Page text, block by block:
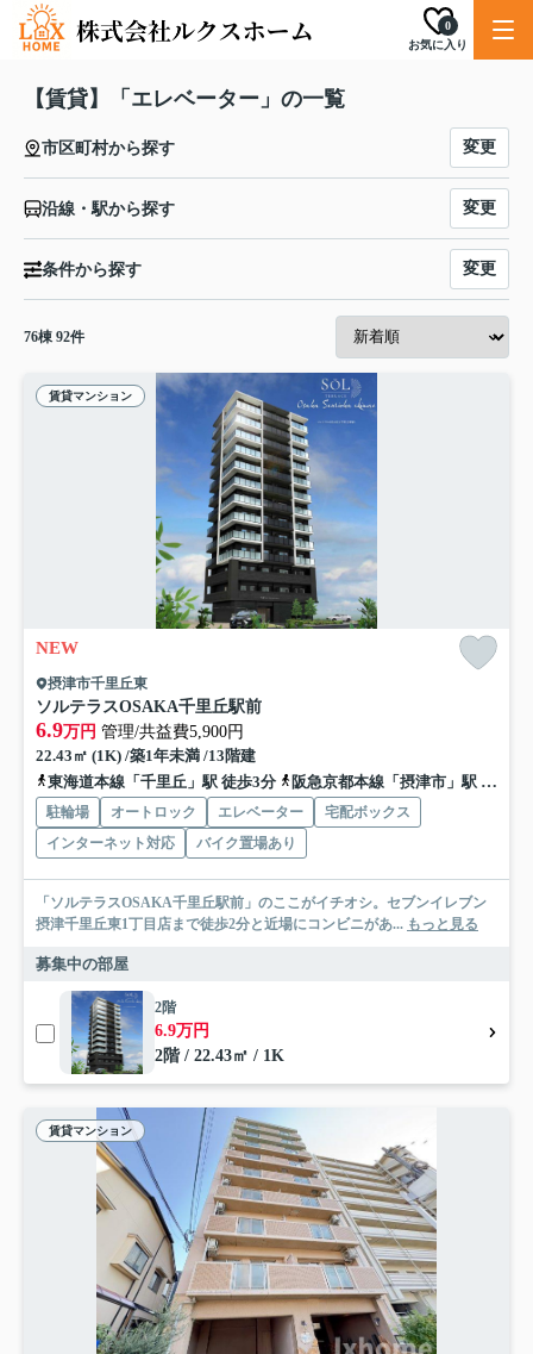
お気に入り
0
【賃貸】「エレベーター」の一覧
市区町村から探す 変更
沿線・駅から探す 変更
条件から探す 変更
76棟 92件
賃貸マンション
NEW
摂津市千里丘東
ソルテラスOSAKA千里丘駅前
6.9万円 管理/共益費5,900円
22.43㎡ (1K) /築1年未満 /13階建
東海道本線「千里丘」駅 徒歩3分
阪急京都本線「摂津市」駅 徒歩6分
駐輪場 オートロック エレベーター
宅配ボックス
インターネット対応
バイク置場あり
「ソルテラスOSAKA千里丘駅前」のここがイチオシ。セブンイレブン
摂津千里丘東1丁目店まで徒歩2分と近場にコンビニがあ... もっと見る
募集中の部屋
2階
6.9万円
2階 / 22.43㎡ / 1K
賃貸マンション